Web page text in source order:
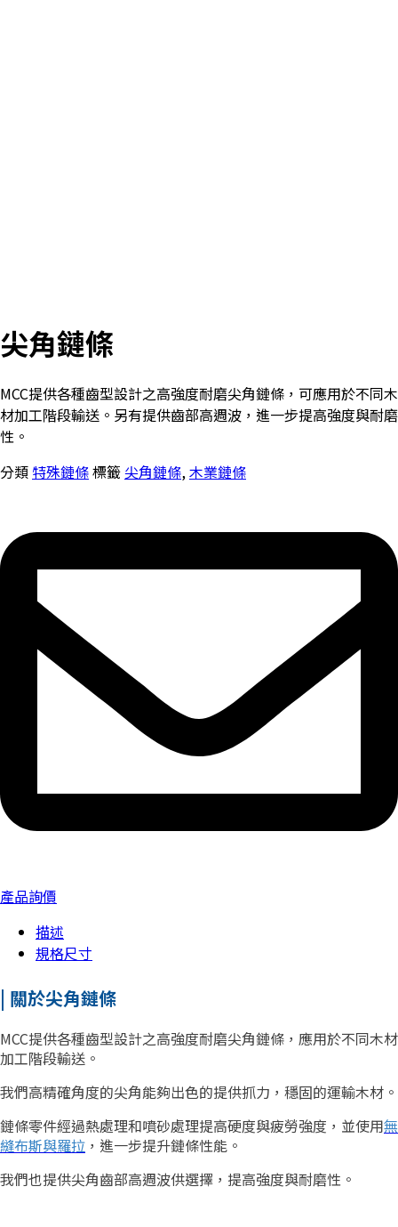
尖角鏈條
MCC提供各種齒型設計之高強度耐磨尖角鏈條，可應用於不同木
材加工階段輸送。另有提供齒部高週波，進一步提高強度與耐磨
性。
分類 特殊鏈條標籤尖角鏈條, 木業鏈條
產品詢價
描述
規格尺寸
| 關於尖角鏈條
MCC提供各種齒型設計之高強度耐磨尖角鏈條，應用於不同木材
加工階段輸送。
我們高精確角度的尖角能夠出色的提供抓力，穩固的運輸木材。
鏈條零件經過熱處理和噴砂處理提高硬度與疲勞強度，並使用無
縫布斯與羅拉 ，進一步提升鏈條性能。
我們也提供尖角齒部高週波供選擇，提高強度與耐磨性。